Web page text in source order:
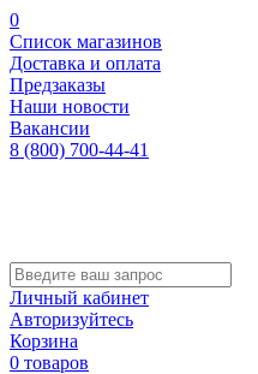
0
Список магазинов
Доставка и оплата
Предзаказы
Наши новости
Вакансии
8 (800) 700-44-41
Личный кабинет
Авторизуйтесь
Корзина
0 товаров